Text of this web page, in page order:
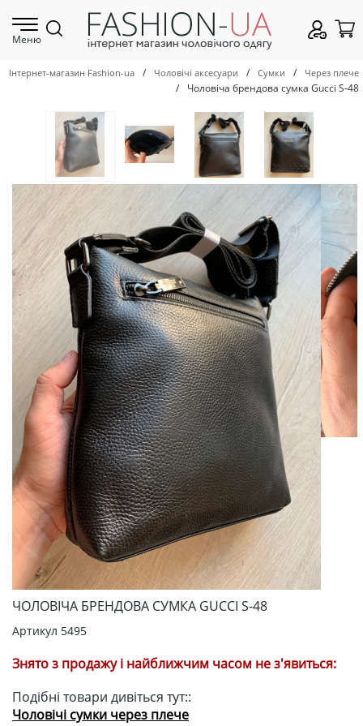
Меню
Інтернет-магазин Fashion-ua / Чоловічі аксесуари / Сумки / Через плече
/ Чоловіча брендова сумка Gucci S-48
ЧОЛОВІЧА БРЕНДОВА СУМКА GUCCI S-48
Артикул 5495
Знято з продажу і найближчим часом не з'явиться:
Подібні товари дивіться тут::
Чоловічі сумки через плече